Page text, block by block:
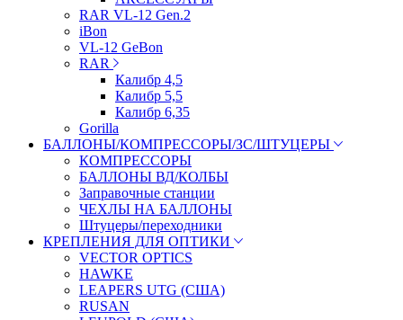
RAR VL-12 Gen.2
iBon
VL-12 GeBon
RAR
Калибр 4,5
Калибр 5,5
Калибр 6,35
Gorilla
БАЛЛОНЫ/КОМПРЕССОРЫ/ЗС/ШТУЦЕРЫ
КОМПРЕССОРЫ
БАЛЛОНЫ ВД/КОЛБЫ
Заправочные станции
ЧЕХЛЫ НА БАЛЛОНЫ
Штуцеры/переходники
КРЕПЛЕНИЯ ДЛЯ ОПТИКИ
VECTOR OPTICS
HAWKE
LEAPERS UTG (США)
RUSAN